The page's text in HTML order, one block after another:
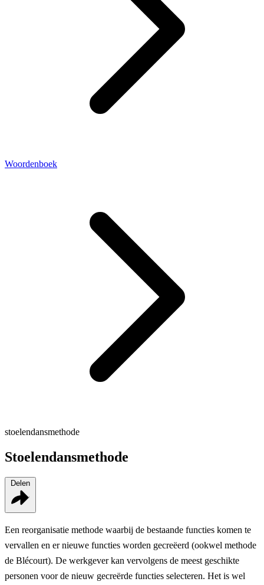
Woordenboek
stoelendansmethode
Stoelendansmethode
Een reorganisatie methode waarbij de bestaande functies komen te
vervallen en er nieuwe functies worden gecreëerd (ookwel methode
de Blécourt). De werkgever kan vervolgens de meest geschikte
personen voor de nieuw gecreërde functies selecteren. Het is wel